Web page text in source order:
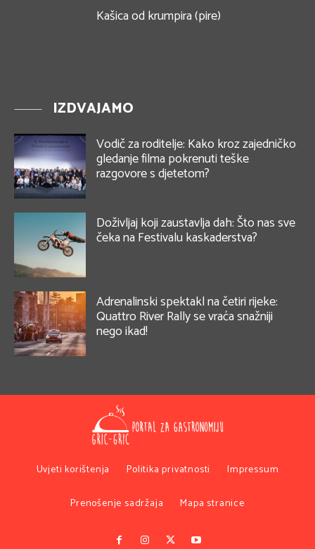
Kašica od krumpira (pire)
IZDVAJAMO
Vodič za roditelje: Kako kroz zajedničko
gledanje filma pokrenuti teške
razgovore s djetetom?
Doživljaj koji zaustavlja dah: Što nas sve
čeka na Festivalu kaskaderstva?
Adrenalinski spektakl na četiri rijeke:
Quattro River Rally se vraća snažniji
nego ikad!
Uvjeti korištenja Politika privatnosti Impressum
Prenošenje sadržaja Mapa stranice